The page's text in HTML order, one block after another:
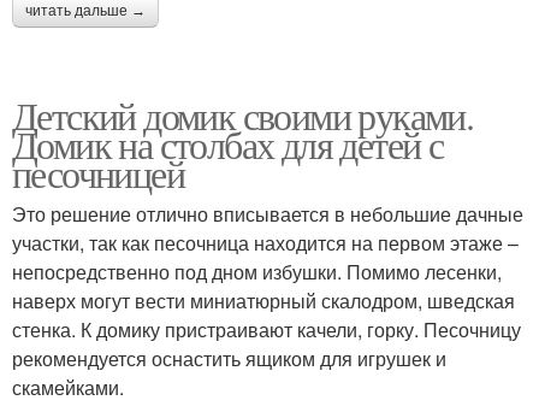
читать дальше →
Детский домик своими руками.
Домик на столбах для детей с
песочницей
Это решение отлично вписывается в небольшие дачные
участки, так как песочница находится на первом этаже –
непосредственно под дном избушки. Помимо лесенки,
наверх могут вести миниатюрный скалодром, шведская
стенка. К домику пристраивают качели, горку. Песочницу
рекомендуется оснастить ящиком для игрушек и
скамейками.